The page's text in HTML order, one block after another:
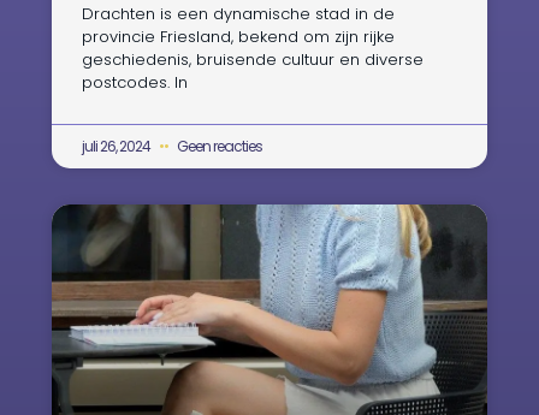
Drachten is een dynamische stad in de
provincie Friesland, bekend om zijn rijke
geschiedenis, bruisende cultuur en diverse
postcodes. In
juli 26, 2024 Geen reacties